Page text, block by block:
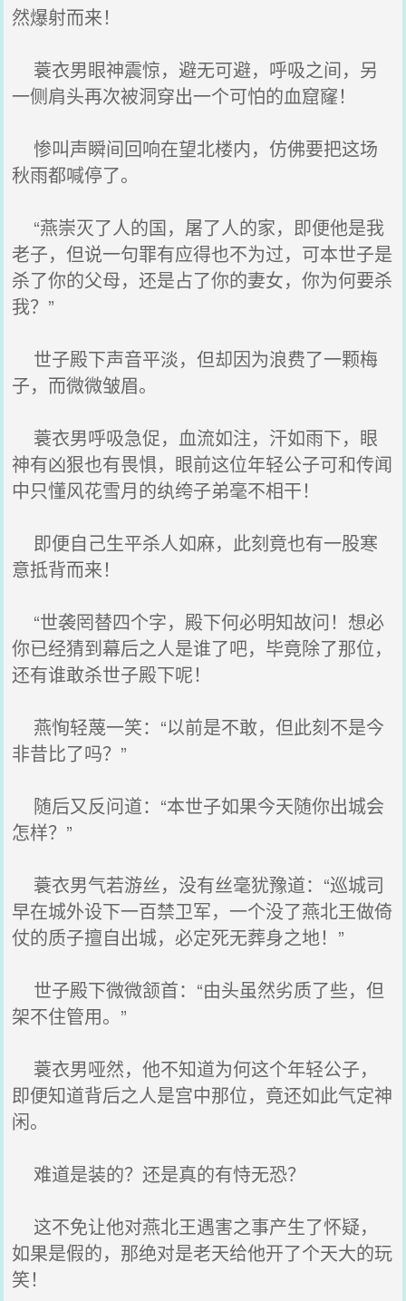
然爆射而来！
蓑衣男眼神震惊，避无可避，呼吸之间，另
一侧肩头再次被洞穿出一个可怕的血窟窿！
惨叫声瞬间回响在望北楼内，仿佛要把这场
秋雨都喊停了。
“燕崇灭了人的国，屠了人的家，即便他是我
老子，但说一句罪有应得也不为过，可本世子是
杀了你的父母，还是占了你的妻女，你为何要杀
我？”
世子殿下声音平淡，但却因为浪费了一颗梅
子，而微微皱眉。
蓑衣男呼吸急促，血流如注，汗如雨下，眼
神有凶狠也有畏惧，眼前这位年轻公子可和传闻
中只懂风花雪月的纨绔子弟毫不相干！
即便自己生平杀人如麻，此刻竟也有一股寒
意抵背而来！
“世袭罔替四个字，殿下何必明知故问！想必
你已经猜到幕后之人是谁了吧，毕竟除了那位，
还有谁敢杀世子殿下呢！
燕恂轻蔑一笑：“以前是不敢，但此刻不是今
非昔比了吗？”
随后又反问道：“本世子如果今天随你出城会
怎样？”
蓑衣男气若游丝，没有丝毫犹豫道：“巡城司
早在城外设下一百禁卫军，一个没了燕北王做倚
仗的质子擅自出城，必定死无葬身之地！”
世子殿下微微颔首：“由头虽然劣质了些，但
架不住管用。”
蓑衣男哑然，他不知道为何这个年轻公子，
即便知道背后之人是宫中那位，竟还如此气定神
闲。
难道是装的？还是真的有恃无恐？
这不免让他对燕北王遇害之事产生了怀疑，
如果是假的，那绝对是老天给他开了个天大的玩
笑！